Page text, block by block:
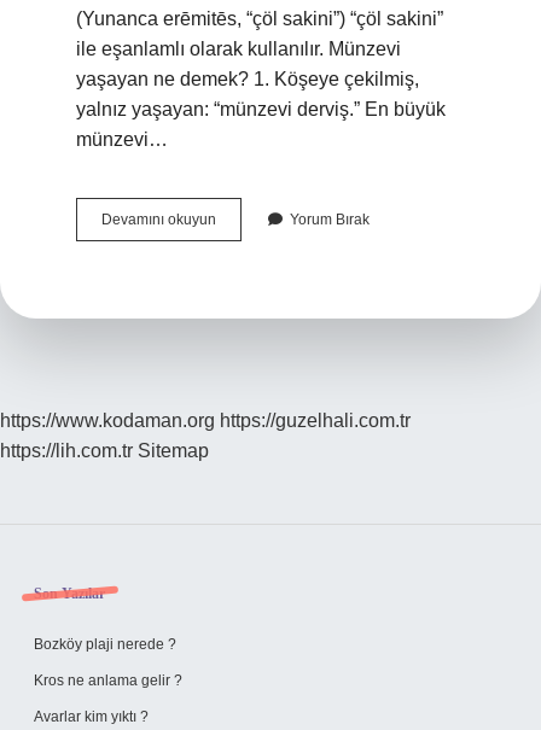
(Yunanca erēmitēs, “çöl sakini”) “çöl sakini”
ile eşanlamlı olarak kullanılır. Münzevi
yaşayan ne demek? 1. Köşeye çekilmiş,
yalnız yaşayan: ​​“münzevi derviş.” En büyük
münzevi…
Devamını okuyun
Münzevi
Yorum Bırak
https://www.kodaman.org https://guzelhali.com.tr
https://lih.com.tr Sitemap
Sidebar
Son Yazılar
Bozköy plaji nerede ?
Kros ne anlama gelir ?
Avarlar kim yıktı ?